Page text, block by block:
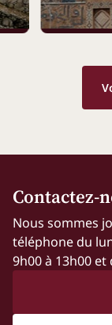
Contactez-
Nous sommes
téléphone du
9h00 à 13h00 et